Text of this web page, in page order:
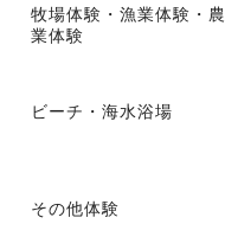
牧場体験・漁業体験・農
業体験
ビーチ・海水浴場
その他体験